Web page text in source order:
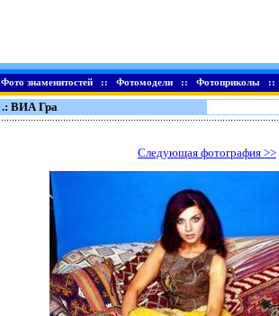
Фото знаменитостей:: Фотомодели:: Фотоприколы::
.: ВИА Гра
Следующая фотография >>